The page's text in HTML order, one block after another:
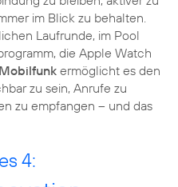
im Blick zu behalten.
Laufrunde, im Pool
die Apple Watch
ermöglicht es den
zu sein, Anrufe zu
zu empfangen – und das
4: